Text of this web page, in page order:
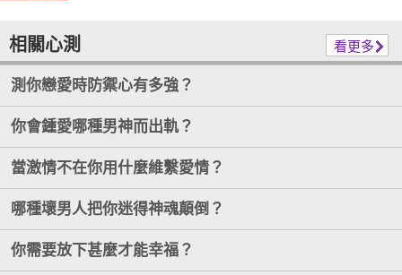
相關心測 看更多
測你戀愛時防禦心有多強？
你會鍾愛哪種男神而出軌？
當激情不在你用什麼維繫愛情？
哪種壞男人把你迷得神魂顛倒？
你需要放下甚麼才能幸福？